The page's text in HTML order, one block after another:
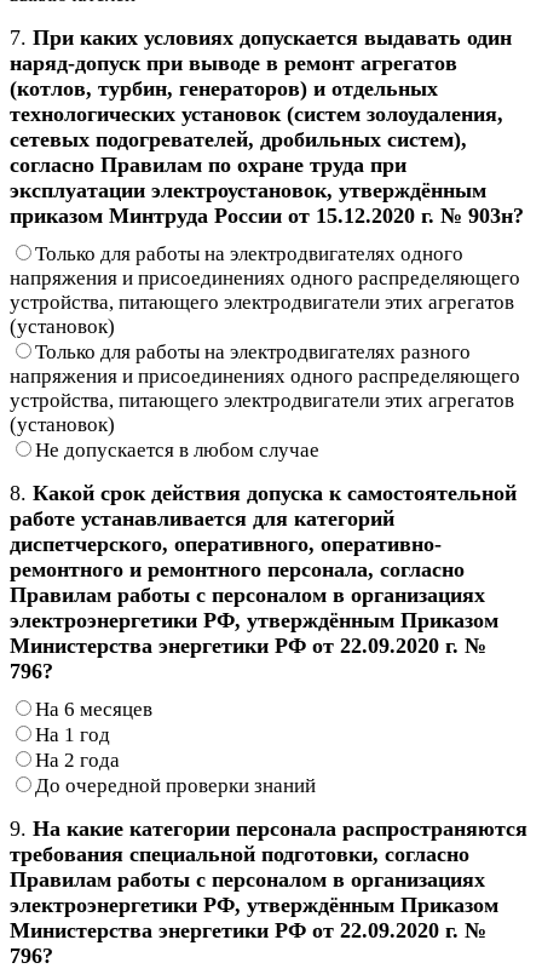
7. При каких условиях допускается выдавать один
наряд-допуск при выводе в ремонт агрегатов
(котлов, турбин, генераторов) и отдельных
технологических установок (систем золоудаления,
сетевых подогревателей, дробильных систем),
согласно Правилам по охране труда при
эксплуатации электроустановок, утверждённым
приказом Минтруда России от 15.12.2020 г. № 903н?
Только для работы на электродвигателях одного
напряжения и присоединениях одного распределяющего
устройства, питающего электродвигатели этих агрегатов
(установок)
Только для работы на электродвигателях разного
напряжения и присоединениях одного распределяющего
устройства, питающего электродвигатели этих агрегатов
(установок)
Не допускается в любом случае
8. Какой срок действия допуска к самостоятельной
работе устанавливается для категорий
диспетчерского, оперативного, оперативно-
ремонтного и ремонтного персонала, согласно
Правилам работы с персоналом в организациях
электроэнергетики РФ, утверждённым Приказом
Министерства энергетики РФ от 22.09.2020 г. №
796?
На 6 месяцев
На 1 год
На 2 года
До очередной проверки знаний
9. На какие категории персонала распространяются
требования специальной подготовки, согласно
Правилам работы с персоналом в организациях
электроэнергетики РФ, утверждённым Приказом
Министерства энергетики РФ от 22.09.2020 г. №
796?